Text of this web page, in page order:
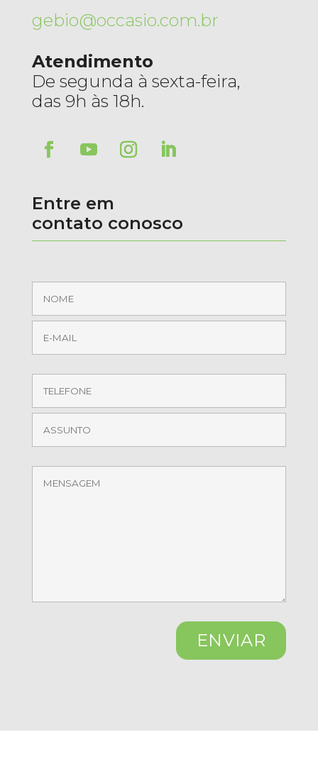
gebio@occasio.com.br
Atendimento
De segunda à sexta-feira,
das 9h às 18h.
Entre em
contato conosco